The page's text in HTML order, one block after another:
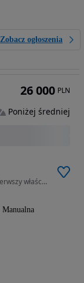
Zobacz ogłoszenia
1197 cm3 • 120 KM • Zadbany, gotowy do jazdy, pierwszy właściciel w kraju
Manualna
26 000 PLN
Poniżej średniej